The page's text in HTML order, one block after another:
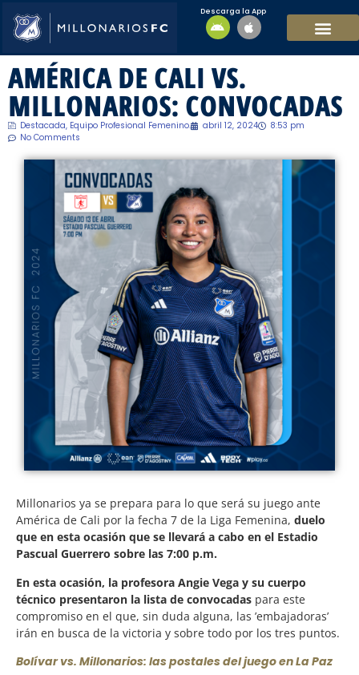
Descarga la App
AMÉRICA DE CALI VS.
MILLONARIOS: CONVOCADAS
Destacada, Equipo Profesional Femenino. abril 12, 2024
8:53 pm
No Comments
Millonarios ya se prepara para lo que será su juego ante
América de Cali por la fecha 7 de la Liga Femenina, duelo
que en esta ocasión que se llevará a cabo en el Estadio
Pascual Guerrero sobre las 7:00 p.m.
En esta ocasión, la profesora Angie Vega y su cuerpo
técnico presentaron la lista de convocadas para este
compromiso en el que, sin duda alguna, las ’embajadoras’
irán en busca de la victoria y sobre todo por los tres puntos.
Bolívar vs. Millonarios: las postales del juego en La Paz